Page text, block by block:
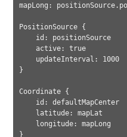
mapLong:
PositionSource {
}
Coordinate {
}